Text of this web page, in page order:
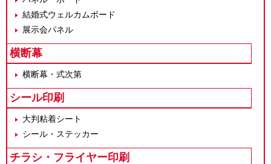
結婚式ウェルカムボード
展示会パネル
横断幕
横断幕・式次第
シール印刷
大判粘着シート
シール・ステッカー
チラシ・フライヤー印刷